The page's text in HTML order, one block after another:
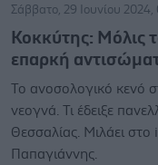
Σάββατο, 29 Ιουνίου 2024,
Κοκκύτης: Μόλις
επαρκή
Το ανοσολογικό κενό
νεογνά. Τι έδειξε
Θεσσαλίας. Μιλάει
Παπαγιάννης.